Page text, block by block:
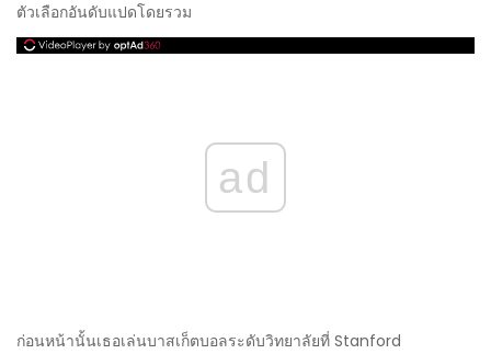
ตัวเลือกอันดับแปดโดยรวม
ad
ก่อนหน้านั้นเธอเล่นบาสเก็ตบอลระดับวิทยาลัยที่ Stanford